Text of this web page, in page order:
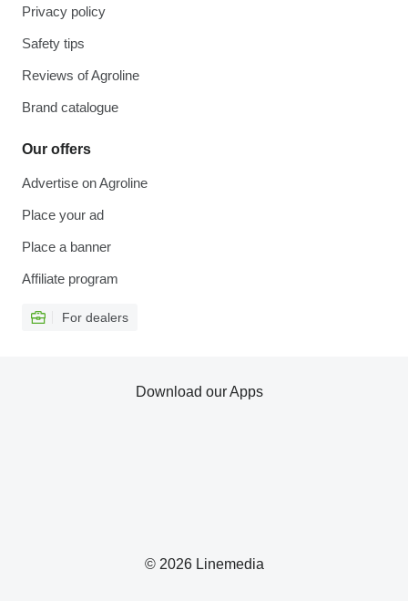
Privacy policy
Safety tips
Reviews of Agroline
Brand catalogue
Our offers
Advertise on Agroline
Place your ad
Place a banner
Affiliate program
For dealers
© 2026 Linemedia
Download our Apps